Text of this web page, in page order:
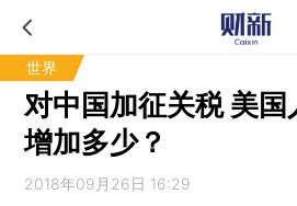
世界
对中国加征关税 美
增加多少？
2018年09月26日 16:29